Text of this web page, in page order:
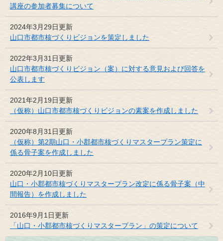
講座の参加者募集について
2024年3月29日更新
山口市都市核づくりビジョンを策定しました
2022年3月31日更新
山口市都市核づくりビジョン（案）に対する意見および回答を
公表します
2021年2月19日更新
（仮称）山口市都市核づくりビジョンの素案を作成しました
2020年8月31日更新
（仮称）第2期山口・小郡都市核づくりマスタープラン策定に
係る骨子案を作成しました
2020年2月10日更新
山口・小郡都市核づくりマスタープラン改定に係る骨子案（中
間報告）を作成しました
2016年9月1日更新
「山口・小郡都市核づくりマスタープラン」の策定について